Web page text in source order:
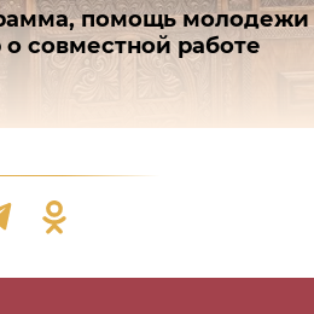
помощь молодежи
совместной работе